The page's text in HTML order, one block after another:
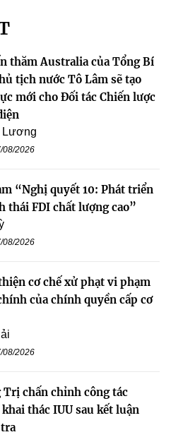
thăm Australia của Tổng Bí
tịch nước Tô Lâm sẽ tạo
mới cho Đối tác Chiến lược
Lương
08/2026
“Nghị quyết 10: Phát triển
thái FDI chất lượng cao”
08/2026
cơ chế xử phạt vi phạm
của chính quyền cấp cơ
08/2026
Trị chấn chỉnh công tác
thác IUU sau kết luận